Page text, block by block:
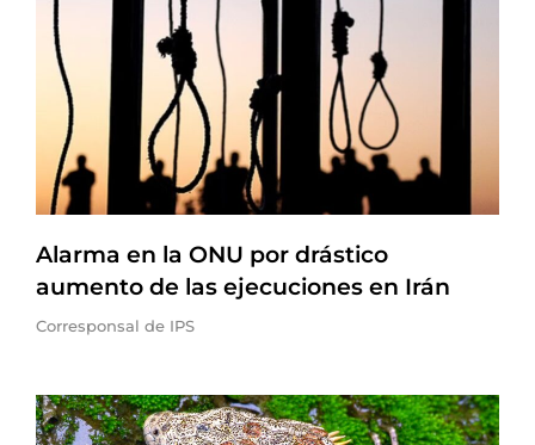
Alarma en la ONU por drástico
aumento de las ejecuciones en Irán
Corresponsal de IPS